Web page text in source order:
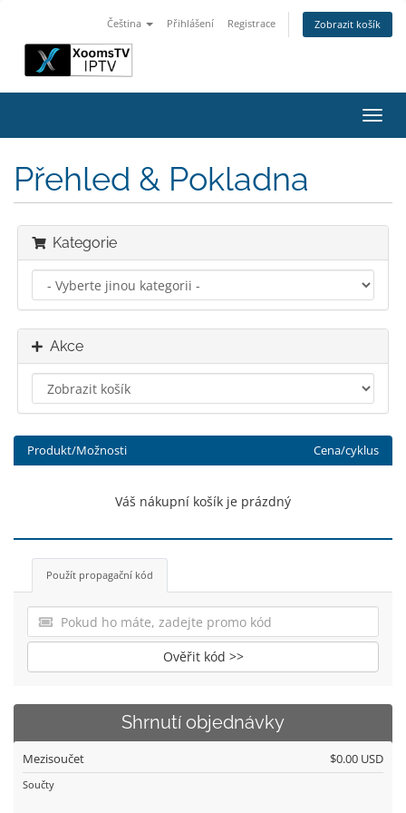
Čeština Přihlášení Registrace Zobrazit košík
Přehled & Pokladna
Kategorie
Akce
Produkt/Možnosti Cena/cyklus
Váš nákupní košík je prázdný
Použít propagační kód
Ověřit kód >>
Shrnutí objednávky
Mezisoučet $0.00 USD
Součty